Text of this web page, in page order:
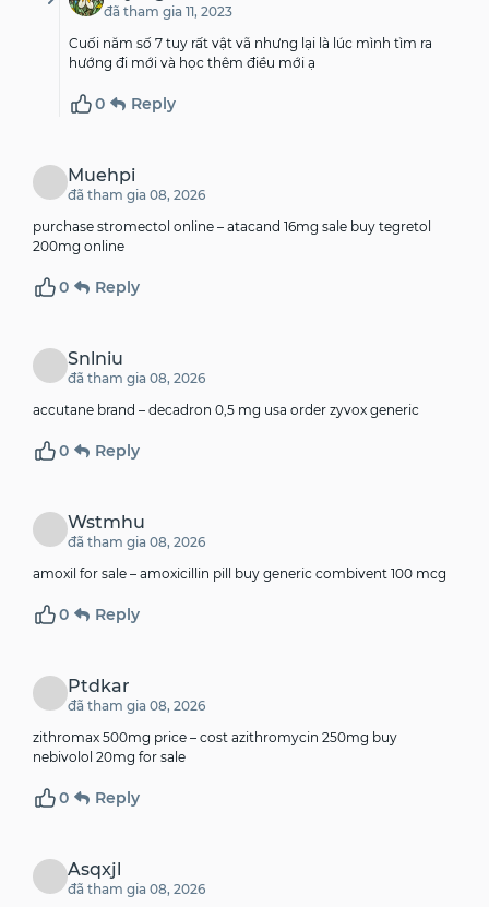
đã tham gia 11, 2023
Cuối năm số 7 tuy rất vật vã nhưng lại là lúc mình tìm ra
hướng đi mới và học thêm điều mới ạ
0 Reply
Muehpi
đã tham gia 08, 2026
purchase stromectol online – atacand 16mg sale buy tegretol
200mg online
0 Reply
Snlniu
đã tham gia 08, 2026
accutane brand – decadron 0,5 mg usa order zyvox generic
0 Reply
Wstmhu
đã tham gia 08, 2026
amoxil for sale – amoxicillin pill buy generic combivent 100 mcg
0 Reply
Ptdkar
đã tham gia 08, 2026
zithromax 500mg price – cost azithromycin 250mg buy
nebivolol 20mg for sale
0 Reply
Asqxjl
đã tham gia 08, 2026